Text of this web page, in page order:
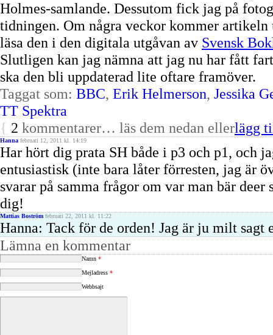
Holmes-samlande. Dessutom fick jag på
tidningen. Om några veckor kommer
läsa den i den digitala utgåvan av Svensk
Slutligen kan jag nämna att jag nu har fått
ska den bli uppdaterad lite oftare framöver.
Taggat som: BBC, Erik Helmerson, Jessika
TT Spektra
{ 2 kommentarer… läs dem nedan ellerlägg
Hanna februari 12, 2011 kl. 14:19
Har hört dig prata SH både i p3 och p1, och
entusiastisk (inte bara låter förresten, jag är
svarar på samma frågor om var man bär
dig!
Mattias Boström februari 22, 2011 kl. 11:22
Hanna: Tack för de orden! Jag är ju milt sagt
Lämna en kommentar
Namn *
Mejladress *
Webbsajt